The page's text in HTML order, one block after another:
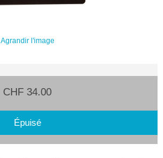
Agrandir l'image
CHF 34.00
Épuisé